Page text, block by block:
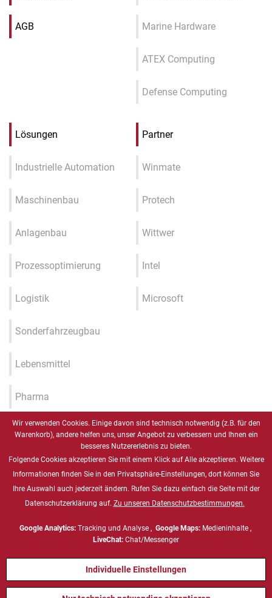
AGB Marine Hardware
ATEX Computing
Defense Computing
Lösungen
Industrielle Automation
Maschinenbau
Anlagenbau
Prozessoptimierung
Logistik
Sonderfahrzeugbau
Lebensmittel
Pharma
Industrie 4.0 / IIOT / Smart
Factory
Gesundheitswesen
Marine
Energie & Chemie, ATEX
Partner
Winmate
Protech
Wittwer
Intel
Microsoft
Wir verwenden Cookies. Einige davon sind technisch notwendig (z.B. für den
Warenkorb), andere helfen uns, unser Angebot zu verbessern und Ihnen ein
besseres Nutzererlebnis zu bieten.
Folgende Cookies akzeptieren Sie mit einem Klick auf Alle akzeptieren. Weitere
Informationen finden Sie in den Privatsphäre-Einstellungen, dort können Sie
Ihre Auswahl auch jederzeit ändern. Rufen Sie dazu einfach die Seite mit der
Datenschutzerklärung auf. Zu unseren Datenschutzbestimmungen.
Google Analytics:Tracking und Analyse , Google Maps:Medieninhalte ,
LiveChat: Chat/Messenger
Individuelle Einstellungen